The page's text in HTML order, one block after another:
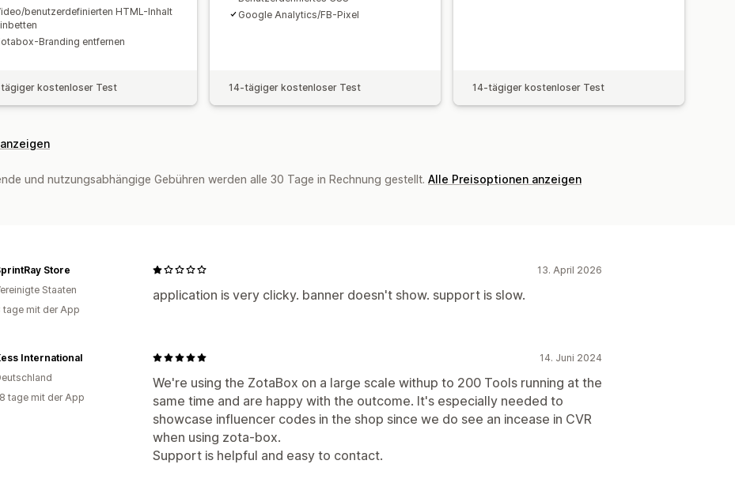
benutzerdefinierten HTML-Inhalt
Branding entfernen
kostenloser Test
Google Analytics/FB-Pixel
14-tägiger kostenloser Test 14-tägiger kostenloser Test
und nutzungsabhängige Gebühren werden alle 30 Tage in Rechnung gestellt. Alle Preisoptionen anzeigen
13. April 2026
application is very clicky. banner doesn't show. support is slow.
Store
Staaten
tage mit der App
14. Juni 2024
We're using the ZotaBox on a large scale withup to 200 Tools running at the
same time and are happy with the outcome. It's especially needed to
showcase influencer codes in the shop since we do see an incease in CVR
when using zota-box.
Support is helpful and easy to contact.
International
tage mit der App